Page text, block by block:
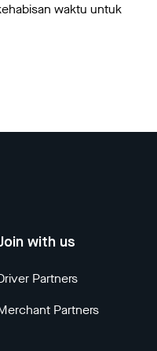
waktu untuk
with us
Partners
Partners